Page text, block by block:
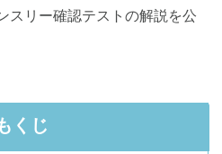
スリー確認テストの解説を公
くじ
後期(9月~11月)
法記事